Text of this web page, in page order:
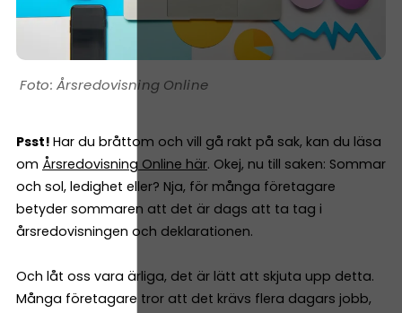
Årsredovisning Online
Psst! Har du bråttom och vill gå rakt på sak, kan du läsa
om Årsredovisning Online här. Okej, nu till saken: Sommar
och sol, ledighet eller? Nja, för många företagare
betyder sommaren att det är dags att ta tag i
årsredovisningen och deklarationen.
Och låt oss vara ärliga, det är lätt att skjuta upp detta.
Många företagare tror att det krävs flera dagars jobb,